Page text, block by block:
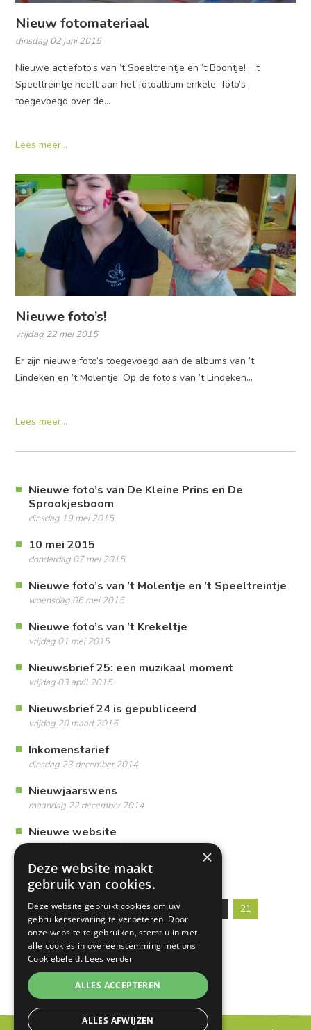
Nieuw fotomateriaal
dinsdag 02 juni 2015
Nieuwe actiefoto’s van ’t Speeltreintje en ’t Boontje! ’t
Speeltreintje heeft aan het fotoalbum enkele foto’s
toegevoegd over de…
Lees meer...
Nieuwe foto’s!
vrijdag 22 mei 2015
Er zijn nieuwe foto’s toegevoegd aan de albums van ’t
Lindeken en ’t Molentje. Op de foto’s van ’t Lindeken…
Lees meer...
Nieuwe foto’s van De Kleine Prins en De
Sprookjesboom
dinsdag 19 mei 2015
10 mei 2015
donderdag 07 mei 2015
Nieuwe foto’s van ’t Molentje en ’t Speeltreintje
woensdag 06 mei 2015
Nieuwe foto’s van ’t Krekeltje
vrijdag 01 mei 2015
Nieuwsbrief 25: een muzikaal moment
vrijdag 03 april 2015
Nieuwsbrief 24 is gepubliceerd
vrijdag 20 maart 2015
Inkomenstarief
dinsdag 23 december 2014
Nieuwjaarswens
maandag 22 december 2014
Nieuwe website
zondag 21 december 2014
Vorige 1 … 18 19 21
×
Deze website maakt
gebruik van cookies.
Deze website gebruikt cookies om uw
gebruikerservaring te verbeteren. Door
onze website te gebruiken, stemt u in met
alle cookies in overeenstemming met ons
Cookiebeleid. Lees verder
ALLES ACCEPTEREN
ALLES AFWIJZEN